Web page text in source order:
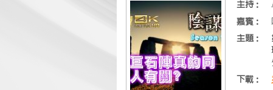
主持：
嘉賓：
主題：
下載：